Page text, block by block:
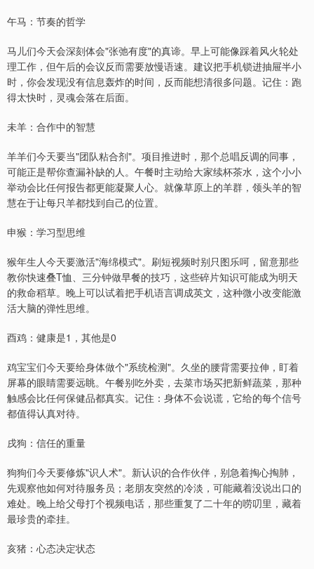
午马：节奏的哲学
马儿们今天会深刻体会"张弛有度"的真谛。早上可能像踩着风火轮处
理工作，但午后的会议反而需要放慢语速。建议把手机锁进抽屉半小
时，你会发现没有信息轰炸的时间，反而能想清很多问题。记住：跑
得太快时，灵魂会落在后面。
未羊：合作中的智慧
羊羊们今天要当"团队粘合剂"。项目推进时，那个总唱反调的同事，
可能正是帮你查漏补缺的人。午餐时主动给大家续杯茶水，这个小小
举动会比任何报告都更能凝聚人心。就像草原上的羊群，领头羊的智
慧在于让每只羊都找到自己的位置。
申猴：学习型思维
猴年生人今天要激活"海绵模式"。刷短视频时别只图乐呵，留意那些
教你快速叠T恤、三分钟做早餐的技巧，这些碎片知识可能成为明天
的救命稻草。晚上可以试着把手机语言调成英文，这种微小改变能激
活大脑的弹性思维。
酉鸡：健康是1，其他是0
鸡宝宝们今天要给身体做个"系统检测"。久坐的腰背需要拉伸，盯着
屏幕的眼睛需要远眺。午餐别吃外卖，去菜市场买把新鲜蔬菜，那种
触感会比任何保健品都真实。记住：身体不会说谎，它给的每个信号
都值得认真对待。
戌狗：信任的重量
狗狗们今天要修炼"识人术"。新认识的合作伙伴，别急着掏心掏肺，
先观察他如何对待服务员；老朋友突然的冷淡，可能藏着没说出口的
难处。晚上给父母打个视频电话，那些重复了二十年的唠叨里，藏着
最珍贵的牵挂。
亥猪：心态决定状态